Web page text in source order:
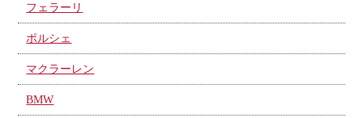
フェラーリ
ポルシェ
マクラーレン
BMW